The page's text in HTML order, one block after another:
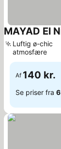
MAYAD El
Luftig ø-chic
atmosfære
Af 140 kr.
Se priser fra